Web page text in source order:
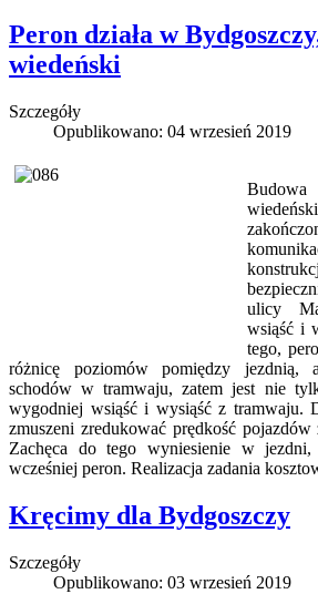
Peron działa w
wiedeński
Szczegóły
Opublikowano: 04 wrzesień 2019
ulicy
wsiąść i
tego,
różnicę poziomów pomiędzy jezdnią,
schodów w tramwaju, zatem jest nie
wygodniej wsiąść i wysiąść z tramwaju.
zmuszeni zredukować prędkość
Zachęca do tego wyniesienie w
wcześniej peron. Realizacja zadania
Kręcimy dla Bydgoszczy
Szczegóły
Opublikowano: 03 wrzesień 2019